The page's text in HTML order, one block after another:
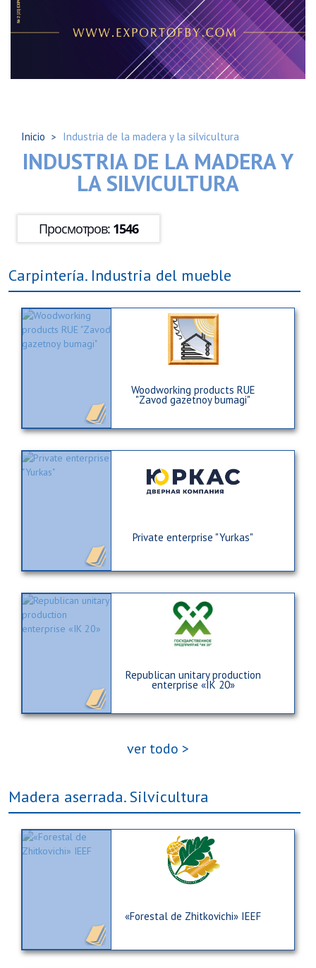
Inicio Industria de la madera y la silvicultura
INDUSTRIA DE LA MADERA Y
LA SILVICULTURA
Просмотров: 1546
Carpintería. Industria del mueble
Woodworking products RUE
"Zavod gazetnoy bumagi"
Private enterprise "Yurkas"
Republican unitary production
enterprise «IK 20»
ver todo >
Madera aserrada. Silvicultura
«Forestal de Zhitkovichi» IEEF